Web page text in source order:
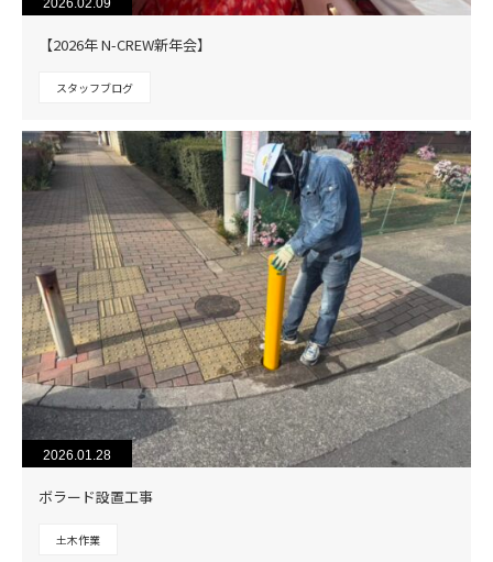
2026.02.09
【2026年 N-CREW新年会】
スタッフブログ
2026.01.28
ボラード設置工事
土木作業